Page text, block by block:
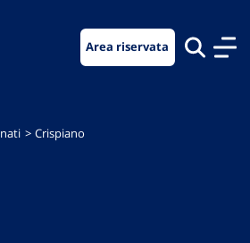
Area riservata
Crispiano